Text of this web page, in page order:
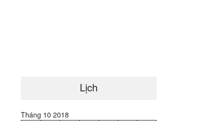
Lịch
Tháng 10 2018